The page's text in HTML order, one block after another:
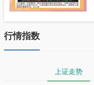
行情指数
上证走势